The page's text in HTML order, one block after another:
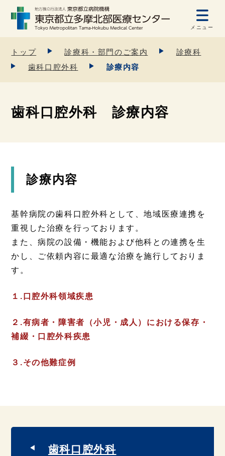
メニュー
トップ 診療科・部門のご案内
診療科
歯科口腔外科
診療内容
歯科口腔外科 診療内容
診療内容
基幹病院の歯科口腔外科として、地域医療連携を
重視した治療を行っております。
また、病院の設備・機能および他科との連携を生
かし、ご依頼内容に最適な治療を施行しておりま
す。
１.口腔外科領域疾患
２.有病者・障害者（小児・成人）における保存・
補綴・口腔外科疾患
３.その他難症例
歯科口腔外科